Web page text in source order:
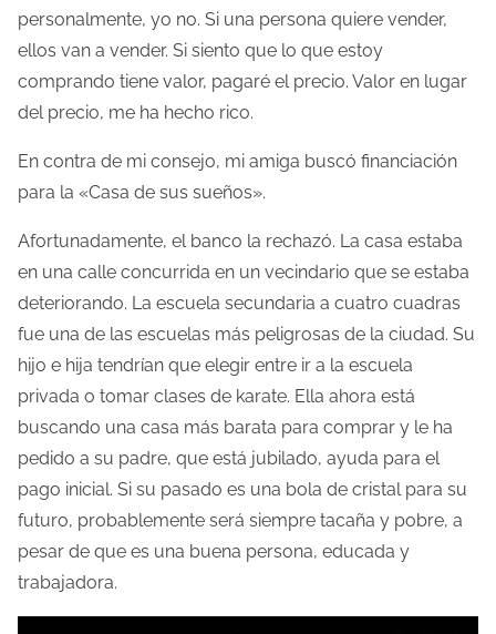
personalmente, yo no. Si una persona quiere vender,
ellos van a vender. Si siento que lo que estoy
comprando tiene valor, pagaré el precio. Valor en lugar
del precio, me ha hecho rico.
En contra de mi consejo, mi amiga buscó financiación
para la «Casa de sus sueños».
Afortunadamente, el banco la rechazó. La casa estaba
en una calle concurrida en un vecindario que se estaba
deteriorando. La escuela secundaria a cuatro cuadras
fue una de las escuelas más peligrosas de la ciudad. Su
hijo e hija tendrían que elegir entre ir a la escuela
privada o tomar clases de karate. Ella ahora está
buscando una casa más barata para comprar y le ha
pedido a su padre, que está jubilado, ayuda para el
pago inicial. Si su pasado es una bola de cristal para su
futuro, probablemente será siempre tacaña y pobre, a
pesar de que es una buena persona, educada y
trabajadora.